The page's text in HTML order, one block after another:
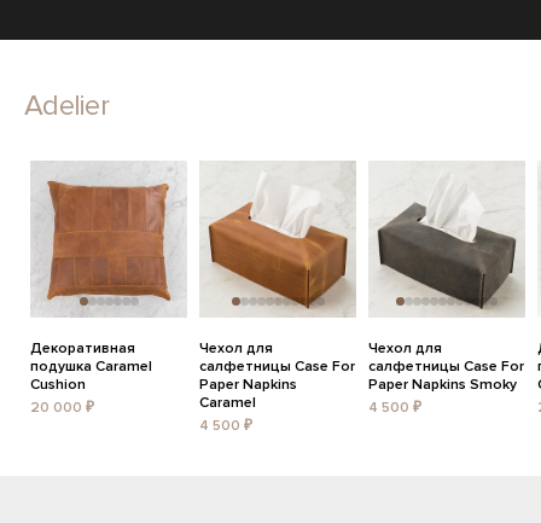
Adelier
Декоративная
подушка Caramel
Cushion
20 000 ₽
Чехол для
салфетницы Case For
Paper Napkins
Caramel
4 500 ₽
Чехол для
салфетницы Case For
Paper Napkins Smoky
4 500 ₽